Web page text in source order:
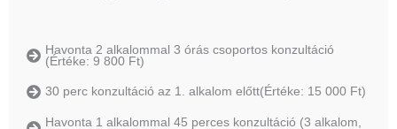
Havonta 2 alkalommal 3 órás csoportos konzultáció
(Értéke: 9 800 Ft)
30 perc konzultáció az 1. alkalom előtt(Értéke: 15 000 Ft)
Havonta 1 alkalommal 45 perces konzultáció (3 alkalom,